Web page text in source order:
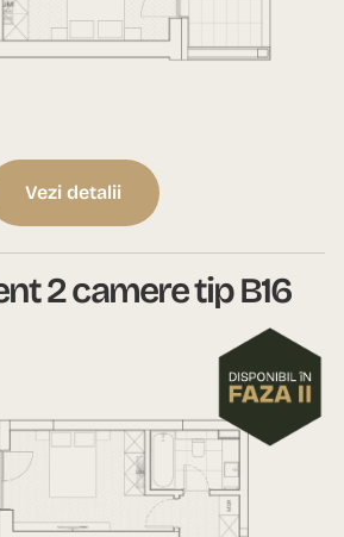
Vezi detalii
2 camere tip B16